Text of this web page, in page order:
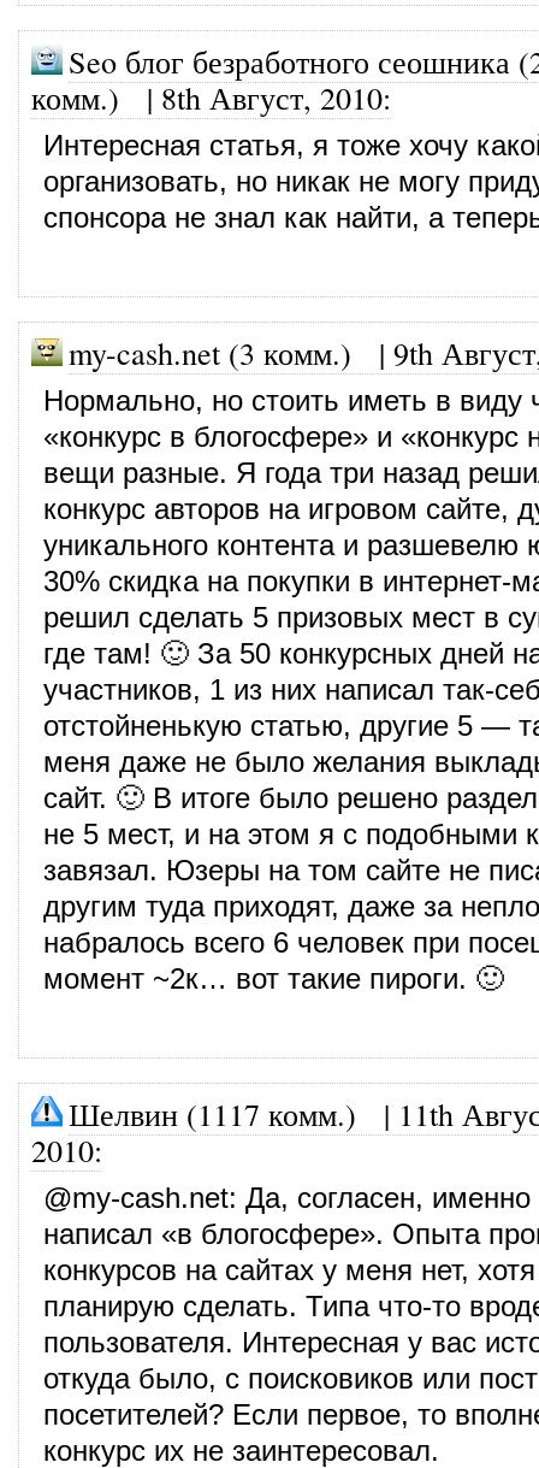
Seo блог безработного сеошника
комм.)|8th Август, 2010:
Интересная статья, я тоже хочу
организовать, но никак не могу
спонсора не знал как найти, а
my-cash.net (3 комм.) | 9th
Нормально, но стоить иметь в виду
«конкурс в блогосфере» и
вещи разные. Я года три назад
конкурс авторов на игровом сайте,
уникального контента и
30% скидка на покупки в интернет-
решил сделать 5 призовых мест в
где там! 🙂 За 50 конкурсных дней
участников, 1 из них написал так-
отстойненькую статью, другие 5 —
меня даже не было желания
сайт. 🙂 В итоге было решено
не 5 мест, и на этом я с подобными
завязал. Юзеры на том сайте не
другим туда приходят, даже за
набралось всего 6 человек при
момент ~2к… вот такие пироги. 🙂
Шелвин (1117 комм.) | 11th
2010:
@my-cash.net: Да, согласен, именно
написал «в блогосфере». Опыта
конкурсов на сайтах у меня нет,
планирую сделать. Типа что-то
пользователя. Интересная у вас
откуда было, с поисковиков или
посетителей? Если первое, то
конкурс их не заинтересовал.